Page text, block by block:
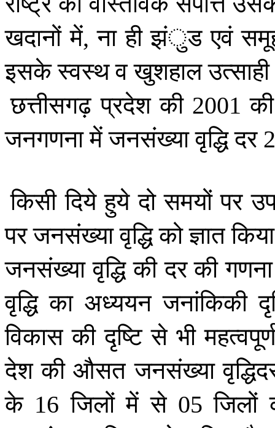
खदानों में,ना ही झंुड एवं
इसकेस्वस्थवखुशहालउत्साही
छत्तीसगढ़ प्रदेश की2001की
जनगणनामेंजनसंख्यावृद्धिदर
किसी दिये हुये दो समयों पर
परजनसंख्यावृद्धिकोज्ञातकिया
जनसंख्या वृद्धि की दर की गणना
वृद्धि का अध्ययन जनांकिकी
विकास की दृष्टि से भी महत्वपूर्ण
देश की औसत जनसंख्या
के16जिलों में से05जिलों